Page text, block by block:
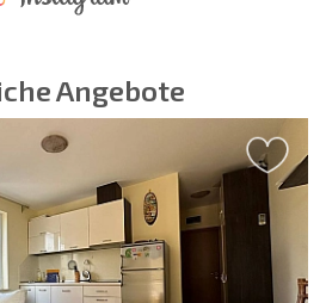
Angebote